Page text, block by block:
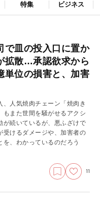
特集 ビジネス
で皿の投入口に置か
拡散…承認欲求から
単位の損害と、加害
人気焼肉チェーン「焼肉き
もまた世間を騒がせるアクシ
が続いているが、悪ふざけで
受けるダメージや、加害者の
、わかっているのだろう
11